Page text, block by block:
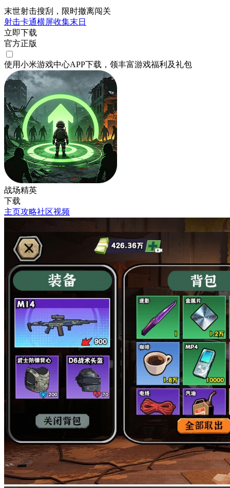
末世射击搜刮，限时撤离闯关
射击卡通横屏收集末日
立即下载
官方正版
使用小米游戏中心APP下载 ，领丰富游戏福利 及礼包
战场精英
下载
主页攻略社区视频